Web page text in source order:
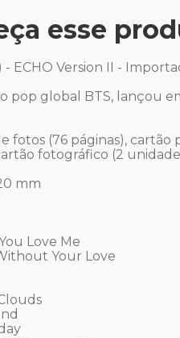
esse
- ECHO Version II -
pop global BTS, lançou
fotos (76 páginas),
fotográfico (2
mm
Love Me
Your Love